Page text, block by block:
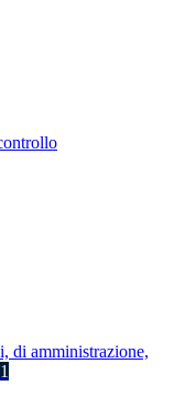
di amministrazione,
1